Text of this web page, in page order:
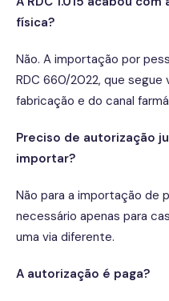
física?
Não. A importação por
RDC 660/2022, que segue
fabricação e do canal
Preciso de autorização
importar?
Não para a importação de
necessário apenas para
uma via diferente.
A autorização é paga?